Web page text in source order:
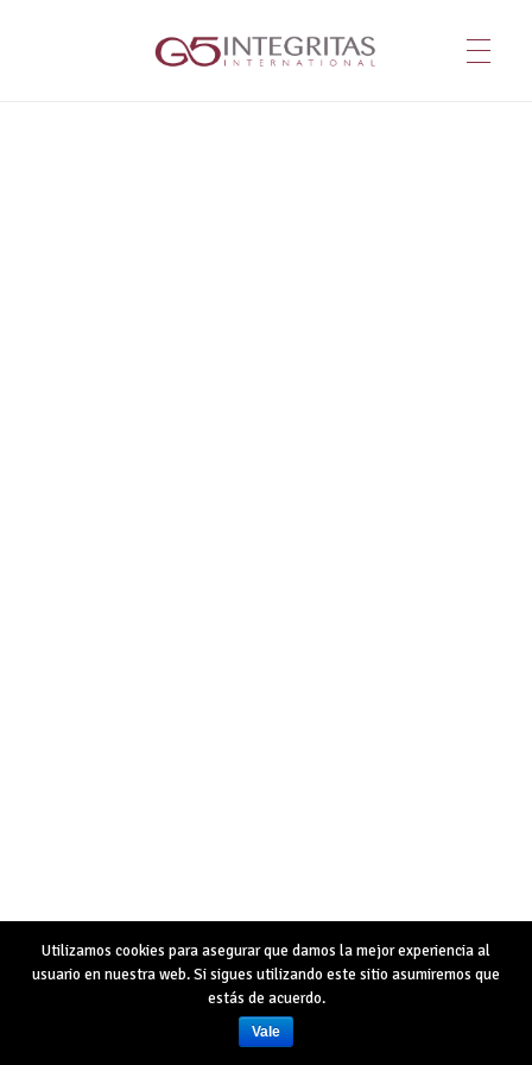
Utilizamos cookies para asegurar que damos la mejor experiencia al
usuario en nuestra web. Si sigues utilizando este sitio asumiremos que
estás de acuerdo.
Vale